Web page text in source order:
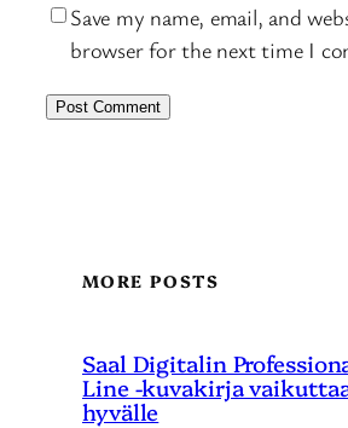
Save my name, email, and
browser for the next time I
MORE POSTS
Saal Digitalin
Line -kuvakirja
hyvälle